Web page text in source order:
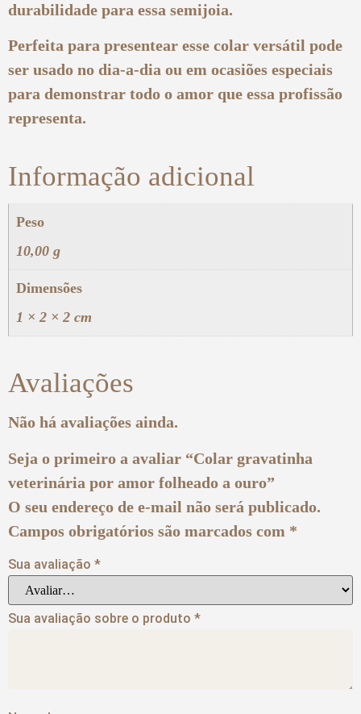
durabilidade para essa semijoia.
Perfeita para presentear esse colar versátil pode
ser usado no dia-a-dia ou em ocasiões especiais
para demonstrar todo o amor que essa profissão
representa.
Informação adicional
Peso
10,00 g
Dimensões
1 × 2 × 2 cm
Avaliações
Não há avaliações ainda.
Seja o primeiro a avaliar “Colar gravatinha
veterinária por amor folheado a ouro”
O seu endereço de e-mail não será publicado.
Campos obrigatórios são marcados com *
Sua avaliação *
Sua avaliação sobre o produto *